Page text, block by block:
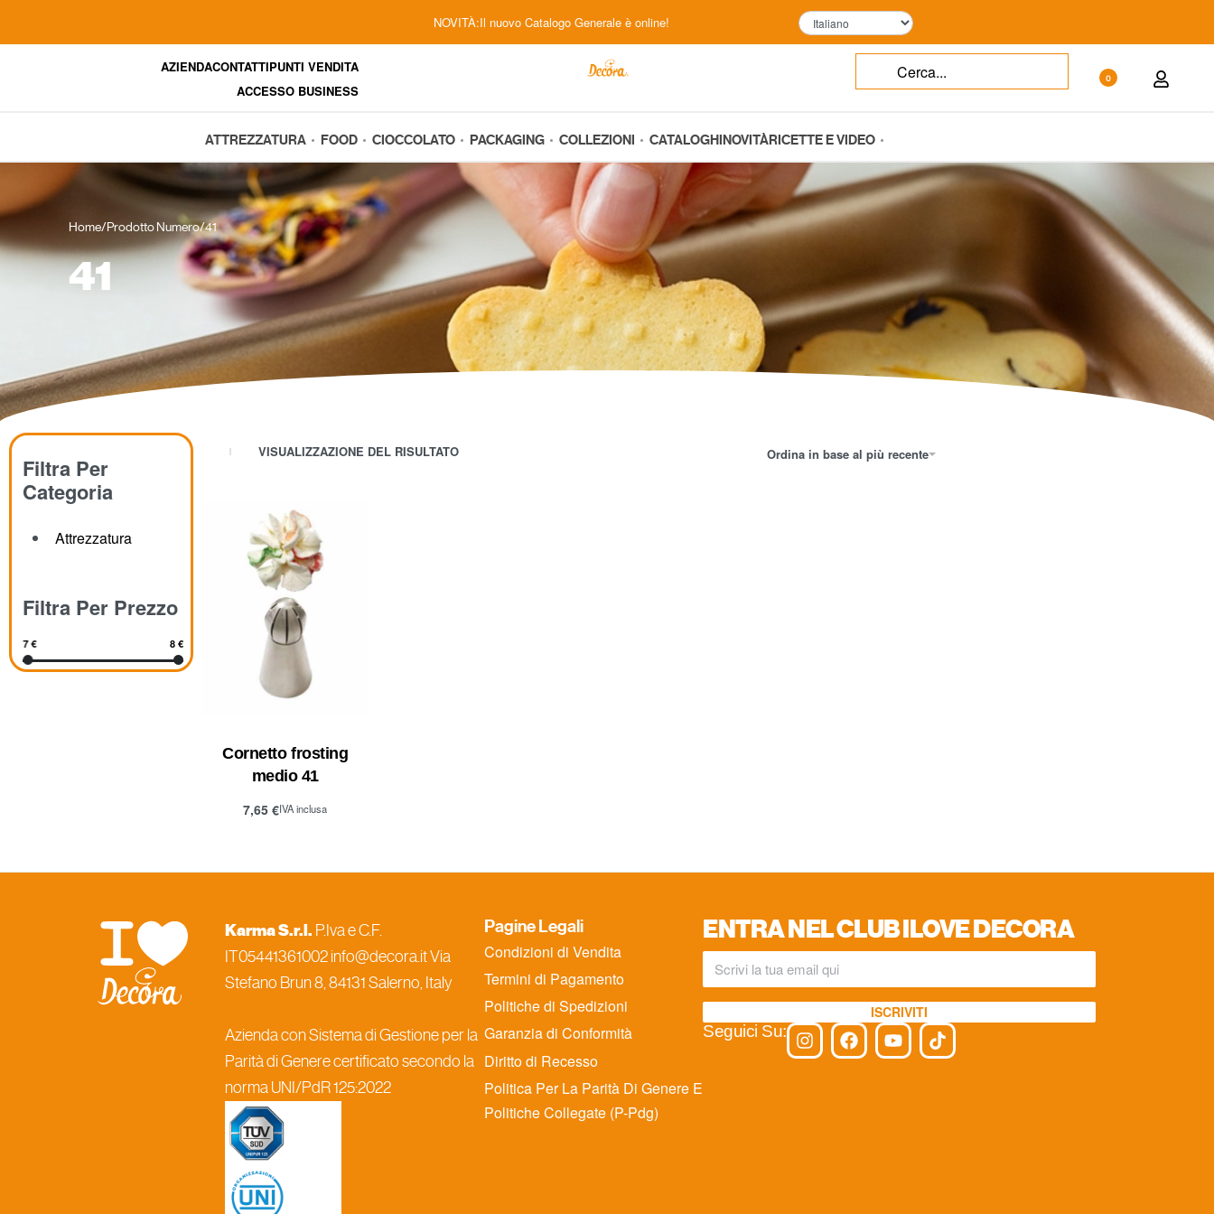
NOVITÀ:Il nuovo Catalogo Generale è online!
AZIENDACONTATTIPUNTI VENDITA
ACCESSO BUSINESS
0
ATTREZZATURA FOOD CIOCCOLATO PACKAGING COLLEZIONI CATALOGHI NOVITÀRICETTE E VIDEO
Home/Prodotto Numero/41
41
Filtra Per
Categoria
Attrezzatura
Filtra Per Prezzo
7 € 8 €
VISUALIZZAZIONE DEL RISULTATO Ordina in base al più recente
Cornetto frosting
medio 41
7,65€IVA inclusa
Karma S.r.l. P.Iva e C.F.
IT05441361002 info@decora.it Via
Stefano Brun 8, 84131 Salerno, Italy
Azienda con Sistema di Gestione per la
Parità di Genere certificato secondo la
norma UNI/PdR 125:2022
Pagine Legali
Condizioni di Vendita
Termini di Pagamento
Politiche di Spedizioni
Garanzia di Conformità
Diritto di Recesso
Politica Per La Parità Di Genere E
Politiche Collegate (P-Pdg)
ENTRA NEL CLUB ILOVE DECORA
ISCRIVITI
Seguici Su: